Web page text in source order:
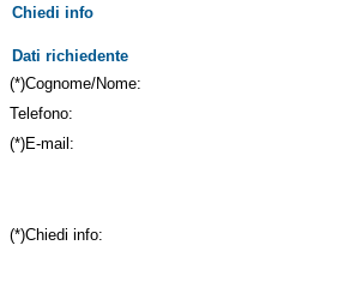
Chiedi info
Dati richiedente
(*)Cognome/Nome:
Telefono:
(*)E-mail:
(*)Chiedi info: